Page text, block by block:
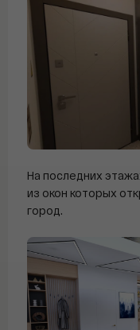
На последних
из окон которых
город.